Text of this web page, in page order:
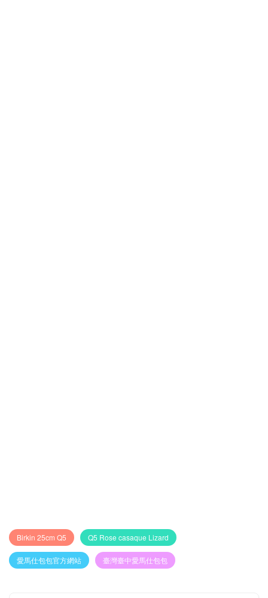
Birkin 25cm Q5 Q5 Rose casaque Lizard
愛馬仕包包官方網站 臺灣臺中愛馬仕包包